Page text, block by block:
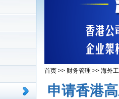
首页 >> 财务管理 >> 海外
申请香港